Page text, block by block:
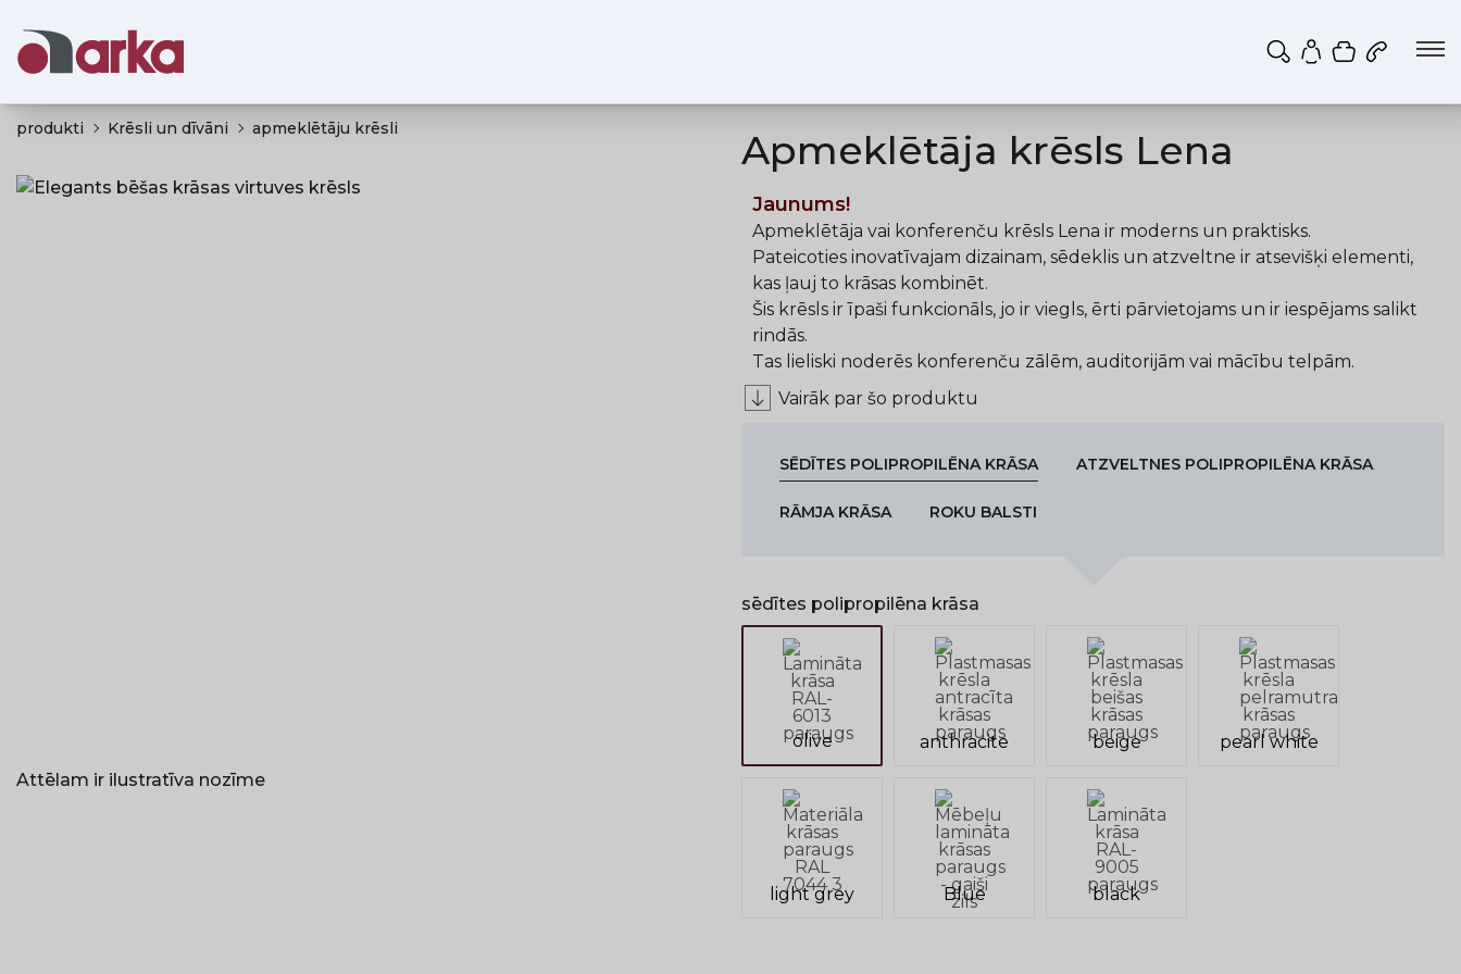
Mans profils
Iepirkumu
produkti Krēsli un dīvāni apmeklētāju krēsli
Attēlam ir ilustratīva nozīme
Apmeklētāja krēsls Lena
Jaunums!
Apmeklētāja vai konferenču krēsls Lena ir moderns un praktisks.
Pateicoties inovatīvajam dizainam, sēdeklis un atzveltne ir atsevišķi elementi,
kas ļauj to krāsas kombinēt.
Šis krēsls ir īpaši funkcionāls, jo ir viegls, ērti pārvietojams un ir iespējams salikt
rindās.
Tas lieliski noderēs konferenču zālēm, auditorijām vai mācību telpām.
Vairāk par šo produktu
SĒDĪTES POLIPROPILĒNA KRĀSA ATZVELTNES POLIPROPILĒNA KRĀSA
RĀMJA KRĀSA ROKU BALSTI
sēdītes polipropilēna krāsa
olive anthracite beige pearl white
light grey Blue black